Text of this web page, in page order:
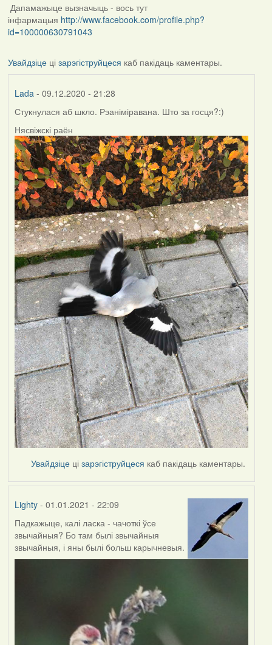
Дапамажыце вызначыць - вось тут
інфармацыя http://www.facebook.com/profile.php?
id=100000630791043
Увайдзіцеці зарэгіструйцеся каб пакідаць каментары.
Lada- 09.12.2020 - 21:28
Стукнулася аб шкло. Рэаніміравана. Што за госця?:)
Нясвіжскі раён
Увайдзіце цізарэгіструйцеся каб пакідаць каментары.
Lighty- 01.01.2021 - 22:09
Падкажыце, калі ласка - чачоткі ўсе
звычайныя? Бо там былі звычайныя
звычайныя, і яны былі больш карычневыя.